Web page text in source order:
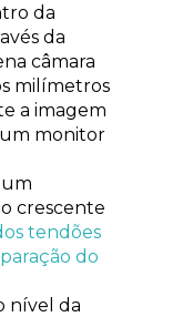
da
da
câmara
milímetros
a imagem
monitor
crescente
tendões
do
nível da